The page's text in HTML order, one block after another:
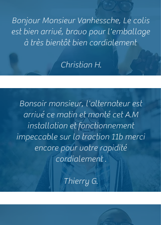
Bonjour Monsieur Vanhessche, Le colis
est bien arrivé, bravo pour l'emballage
à très bientôt bien cordialement
Christian H.
Bonsoir monsieur, l'alternateur est
arrivé ce matin et monté cet A.M
installation et fonctionnement
impeccable sur la traction 11b merci
encore pour votre rapidité
cordialement .
Thierry G.